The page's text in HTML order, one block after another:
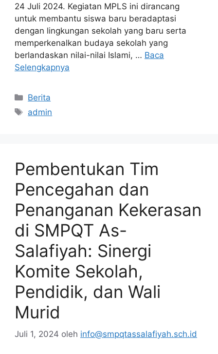
24 Juli 2024. Kegiatan MPLS ini dirancang
untuk membantu siswa baru beradaptasi
dengan lingkungan sekolah yang baru serta
memperkenalkan budaya sekolah yang
berlandaskan nilai-nilai Islami, … Baca
Selengkapnya
Berita
admin
Pembentukan Tim
Pencegahan dan
Penanganan Kekerasan
di SMPQT As-
Salafiyah: Sinergi
Komite Sekolah,
Pendidik, dan Wali
Murid
Juli 1, 2024 oleh info@smpqtassalafiyah.sch.id